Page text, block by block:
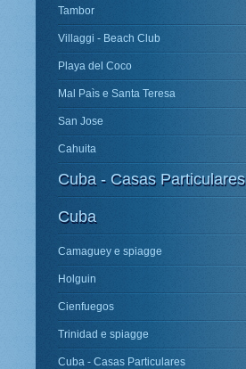
Tambor
Villaggi - Beach Club
Playa del Coco
Mal Paìs e Santa Teresa
San Jose
Cahuita
Cuba - Casas Particulares
Cuba
Camaguey e spiagge
Holguin
Cienfuegos
Trinidad e spiagge
Cuba - Casas Particulares